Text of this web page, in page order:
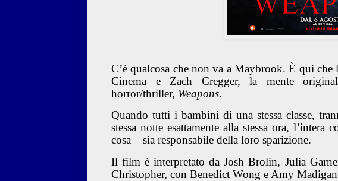
C’è qualcosa che non va a Maybrook. È qui
Cinema e Zach Cregger, la mente
horror/thriller, Weapons.
Quando tutti i bambini di una stessa classe,
stessa notte esattamente alla stessa ora,
cosa – sia responsabile della loro sparizione.
Il film è interpretato da Josh Brolin, Julia
Christopher, con Benedict Wong e Amy